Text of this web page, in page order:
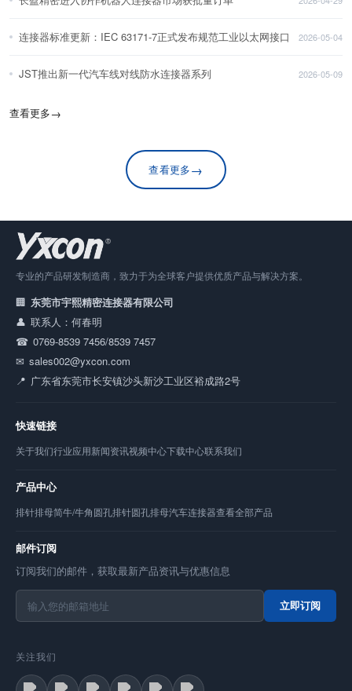
连接器标准更新：IEC 63171-7正式发布规范工业以太网接口 2026-05-04
JST推出新一代汽车线对线防水连接器系列 2026-05-09
查看更多→
查看更多→
专业的产品研发制造商，致力于为全球客户提供优质产品与解决方案。
东莞市宇熙精密连接器有限公司
联系人：何春明
0769-8539 7456/8539 7457
sales002@yxcon.com
广东省东莞市长安镇沙头新沙工业区裕成路2号
快速链接
关于我们行业应用新闻资讯视频中心下载中心联系我们
产品中心
排针排母简牛/牛角圆孔排针圆孔排母汽车连接器查看全部产品
邮件订阅
订阅我们的邮件，获取最新产品资讯与优惠信息
立即订阅
关注我们